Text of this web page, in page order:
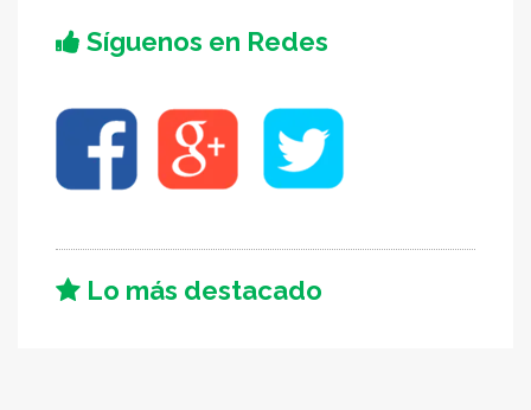
Síguenos en Redes
Lo más destacado